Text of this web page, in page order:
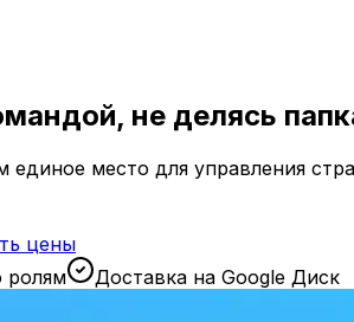
не делясь
место для управления
цены
ролям Доставка на Google Диск